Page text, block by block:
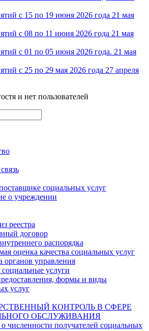
с 15 по 19 июня 2026 года 21 мая
с 08 по 11 июня 2026 года 21 мая
с 01 по 05 июня 2026 года. 21 мая
с 25 по 29 мая 2026 года 27 апреля
и нет пользователей
социальных услуг
о учреждении
реестра
договор
распорядка
оценка качества социальных услуг
органов управления
социальные услуги
формы и виды
услуг
КОНТРОЛЬ В СФЕРЕ
ОБСЛУЖИВАНИЯ
численности получателей социальных